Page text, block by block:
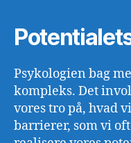
Psykologien bag
kompleks. Det
vores tro på, hvad
barrierer, som vi